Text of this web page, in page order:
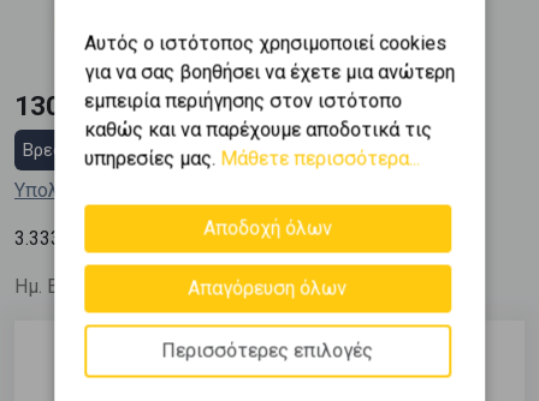
1975
130.000 €
Βρες στεγαστικό δάνειο
Υπολόγισε τη δόση μου
3.333
Ημ. Ενημέρωσης: 04/11/25
Περιγραφή
Αυτός ο ιστότοπος χρησιμοποιεί cookies
για να σας βοηθήσει να έχετε μια ανώτερη
εμπειρία περιήγησης στον ιστότοπο
καθώς και να παρέχουμε αποδοτικά τις
υπηρεσίες μας. Μάθετε περισσότερα...
Αποδοχή όλων
Απαγόρευση όλων
Περισσότερες επιλογές